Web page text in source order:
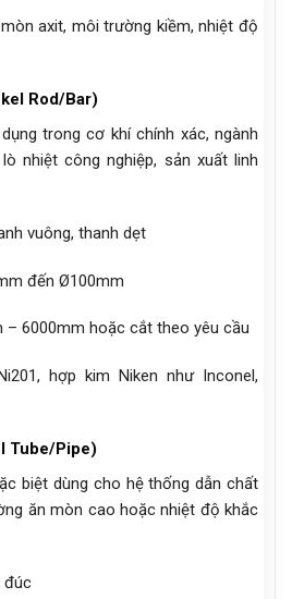
axit, môi trường kiềm, nhiệt độ
Rod/Bar)
trong cơ khí chính xác, ngành
nhiệt công nghiệp, sản xuất linh
vuông, thanh dẹt
đến Ø100mm
– 6000mm hoặc cắt theo yêu cầu
hợp kim Niken như Inconel,
Tube/Pipe)
biệt dùng cho hệ thống dẫn chất
ăn mòn cao hoặc nhiệt độ khắc
đúc